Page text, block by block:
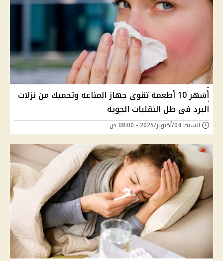
أشهر 10 أطعمة تقوي جهاز المناعه وتحميك من نزلات
البرد فى ظل التقلبات الجوية
السبت 04/أكتوبر/2025 - 08:00 ص